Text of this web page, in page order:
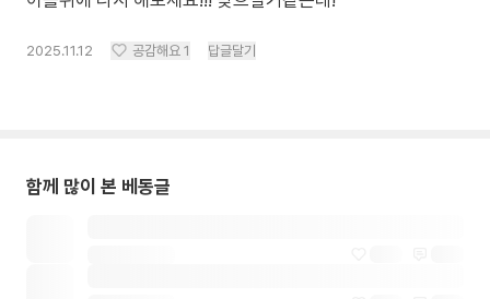
2025.11.12 공감해요 1 답글달기
함께 많이 본 베동글